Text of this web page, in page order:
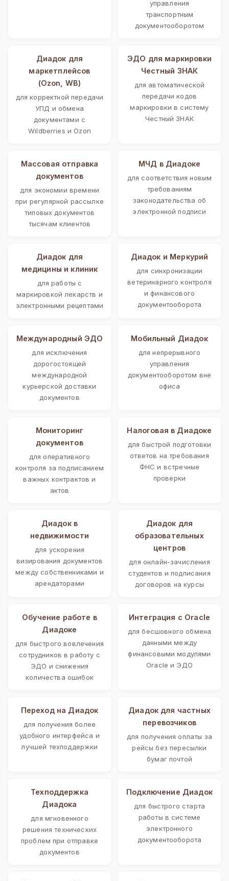
управления
транспортным
документооборотом
Диадок для
маркетплейсов
(Ozon, WB)
для корректной передачи
УПД и обмена
документами с
Wildberries и Ozon
ЭДО для маркировки
Честный ЗНАК
для автоматической
передачи кодов
маркировки в систему
Честный ЗНАК
Массовая отправка
документов
для экономии времени
при регулярной рассылке
типовых документов
тысячам клиентов
МЧД в Диадоке
для соответствия новым
требованиям
законодательства об
электронной подписи
Диадок для
медицины и клиник
для работы с
маркировкой лекарств и
электронными рецептами
Диадок и Меркурий
для синхронизации
ветеринарного контроля
и финансового
документооборота
Международный ЭДО
для исключения
дорогостоящей
международной
курьерской доставки
документов
Мобильный Диадок
для непрерывного
управления
документооборотом вне
офиса
Мониторинг
документов
для оперативного
контроля за подписанием
важных контрактов и
актов
Налоговая в Диадоке
для быстрой подготовки
ответов на требования
ФНС и встречные
проверки
Диадок в
недвижимости
для ускорения
визирования документов
между собственниками и
арендаторами
Диадок для
образовательных
центров
для онлайн-зачисления
студентов и подписания
договоров на курсы
Обучение работе в
Диадоке
для быстрого вовлечения
сотрудников в работу с
ЭДО и снижения
количества ошибок
Интеграция с Oracle
для бесшовного обмена
данными между
финансовыми модулями
Oracle и ЭДО
Переход на Диадок
для получения более
удобного интерфейса и
лучшей техподдержки
Диадок для частных
перевозчиков
для получения оплаты за
рейсы без пересылки
бумаг почтой
Техподдержка
Диадока
для мгновенного
решения технических
проблем при отправке
документов
Подключение Диадок
для быстрого старта
работы в системе
электронного
документооборота